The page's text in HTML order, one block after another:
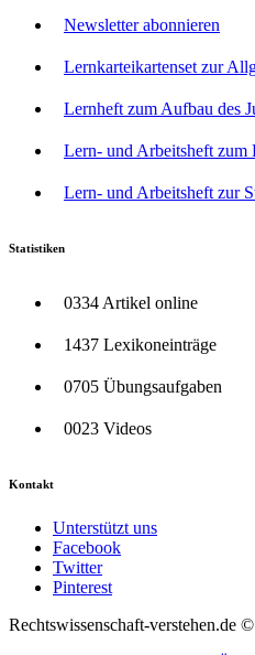
Newsletter abonnieren
Lernkarteikartenset zur
Lernheft zum Aufbau des
Lern- und Arbeitsheft zum
Lern- und Arbeitsheft zur
Statistiken
0334 Artikel online
1437 Lexikoneinträge
0705 Übungsaufgaben
0023 Videos
Kontakt
Unterstützt uns
Facebook
Twitter
Pinterest
Rechtswissenschaft-verstehen.de